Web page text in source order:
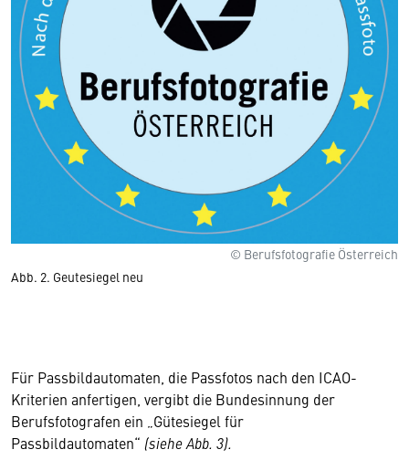
© Berufsfotografie Österreich
Abb. 2. Geutesiegel neu
Für Passbildautomaten, die Passfotos nach den ICAO-
Kriterien anfertigen, vergibt die Bundesinnung der
Berufsfotografen ein „Gütesiegel für
Passbildautomaten“ (siehe Abb. 3).